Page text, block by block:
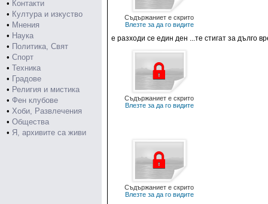
• Контакти
• Култура и изкуство
• Мнения
• Наука
• Политика, Свят
• Спорт
• Техника
• Градове
• Религия и мистика
• Фен клубове
• Хоби, Развлечения
• Общества
• Я, архивите са живи
Съдържаниет е скрито
Влезте за да го видите
е разходи се един ден ...те стигат за дълго
Съдържаниет е скрито
Влезте за да го видите
Съдържаниет е скрито
Влезте за да го видите